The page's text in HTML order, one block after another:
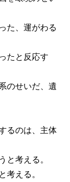
た、運がわる
たと反応す
のせいだ、遺
るのは、主体
と考える。​
考える。​